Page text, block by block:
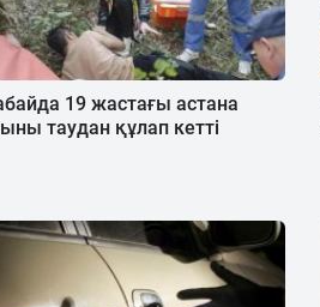
19 жастағы астана
таудан құлап кетті